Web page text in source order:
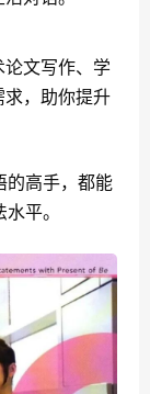
论文写作、学
，助你提升
的高手，都能
平。